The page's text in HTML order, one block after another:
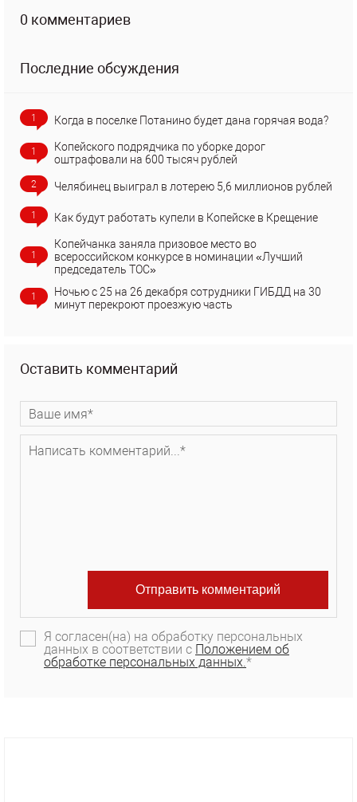
0 комментариев
Последние обсуждения
1 Когда в поселке Потанино будет дана горячая вода?
1
Копейского подрядчика по уборке дорог
оштрафовали на 600 тысяч рублей
2 Челябинец выиграл в лотерею 5,6 миллионов рублей
1 Как будут работать купели в Копейске в Крещение
1
Копейчанка заняла призовое место во
всероссийском конкурсе в номинации «Лучший
председатель ТОС»
1
Ночью с 25 на 26 декабря сотрудники ГИБДД на 30
минут перекроют проезжую часть
Оставить комментарий
Я согласен(на) на обработку персональных
данных в соответствии с Положением об
обработке персональных данных.*